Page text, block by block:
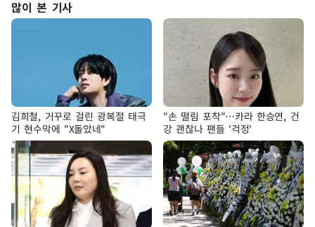
많이 본 기사
김희철, 거꾸로 걸린 광복절 태극
기 현수막에 "X돌았네"
"손 떨림 포착"…카라 한승연, 건
강 괜찮나 팬들 '걱정'